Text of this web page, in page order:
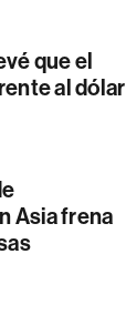
que el
al dólar
Asia frena